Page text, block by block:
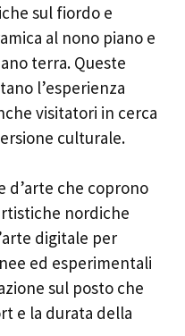
sul fiordo e
al nono piano e
terra. Queste
l’esperienza
visitatori in cerca
culturale.
d’arte che coprono
nordiche
digitale per
ed esperimentali
sul posto che
e la durata della